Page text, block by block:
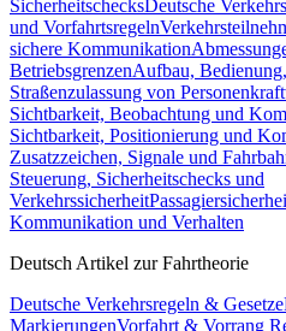
SicherheitschecksDeutsche
und Vorfahrtsregeln
sichere Kommunikation
BetriebsgrenzenAufbau,
Straßenzulassung von
Sichtbarkeit, Beobachtung und
Sichtbarkeit, Positionierung und
Zusatzzeichen, Signale und
Steuerung, Sicherheitschecks und
Verkehrssicherheit
Kommunikation und Verhalten
Deutsch Artikel zur Fahrtheorie
Deutsche Verkehrsregeln & Gesetze
MarkierungenVorfahrt & Vorrang